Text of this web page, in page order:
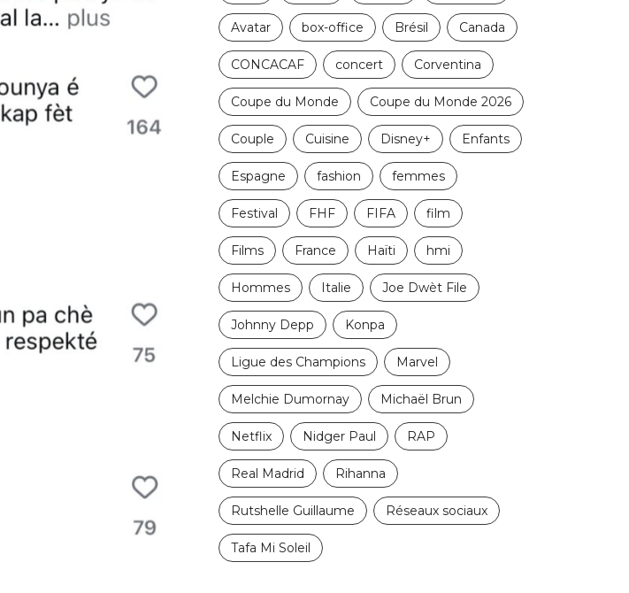
Avatar box-office Brésil Canada
CONCACAF concert Corventina
Coupe du Monde Coupe du Monde 2026
Couple Cuisine Disney+ Enfants
Espagne fashion femmes
Festival FHF FIFA film
Films France Haïti hmi
Hommes Italie Joe Dwèt File
Johnny Depp Konpa
Ligue des Champions Marvel
Melchie Dumornay Michaël Brun
Netflix Nidger Paul RAP
Real Madrid Rihanna
Rutshelle Guillaume Réseaux sociaux
Tafa Mi Soleil